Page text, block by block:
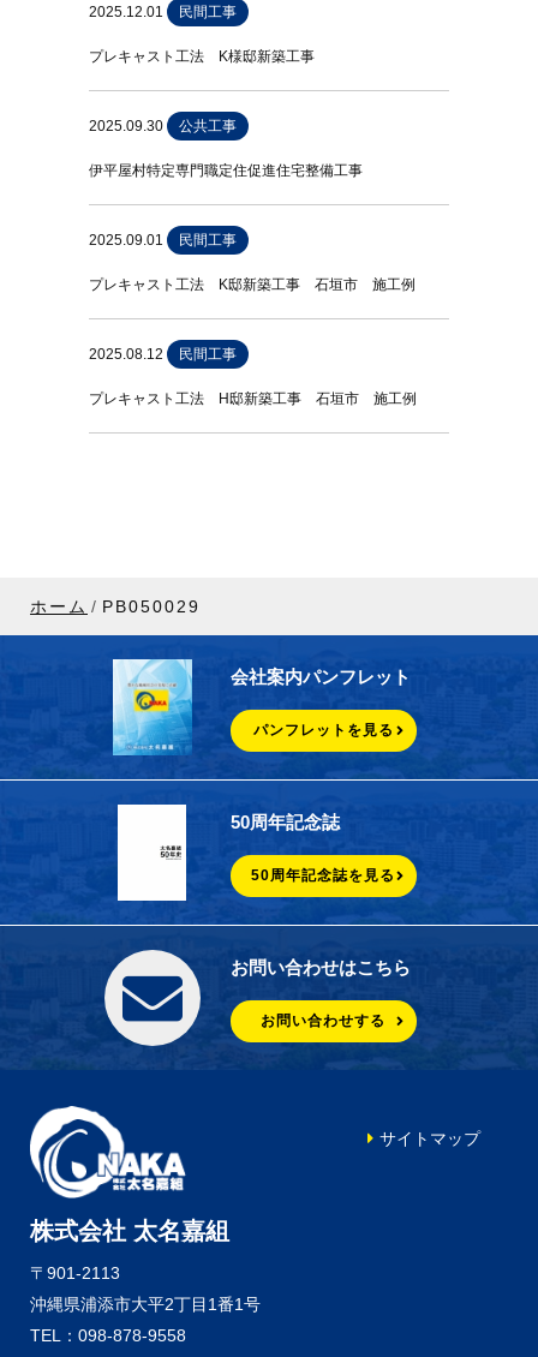
2025.12.01 民間工事
プレキャスト工法 K様邸新築工事
2025.09.30 公共工事
伊平屋村特定専門職定住促進住宅整備工事
2025.09.01 民間工事
プレキャスト工法 K邸新築工事 石垣市 施工例
2025.08.12 民間工事
プレキャスト工法 H邸新築工事 石垣市 施工例
ホーム PB050029
会社案内パンフレット
パンフレットを見る
50周年記念誌
50周年記念誌を見る
お問い合わせはこちら
お問い合わせする
株式会社 太名嘉組
〒901-2113
沖縄県浦添市大平2丁目1番1号
TEL：098-878-9558
サイトマップ